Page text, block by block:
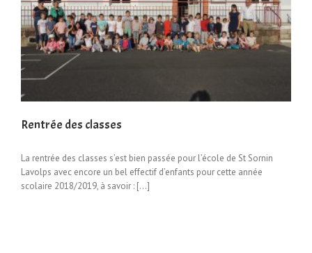
Rentrée des classes
La rentrée des classes s’est bien passée pour l’école de St Sornin
Lavolps avec encore un bel effectif d’enfants pour cette année
scolaire 2018/2019, à savoir : […]